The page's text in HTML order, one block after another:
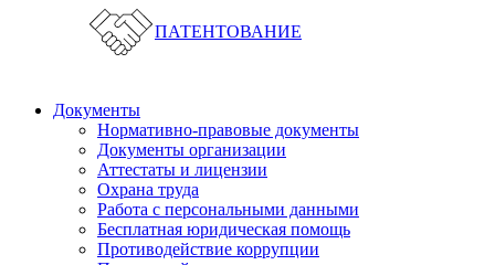
ПАТЕНТОВАНИЕ
Документы
Нормативно-правовые документы
Документы организации
Аттестаты и лицензии
Охрана труда
Работа с персональными данными
Бесплатная юридическая помощь
Противодействие коррупции